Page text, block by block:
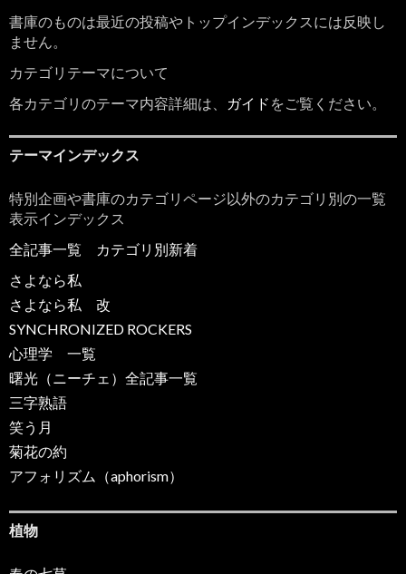
書庫のものは最近の投稿やトップインデックスには反映し
ません。
カテゴリテーマについて
各カテゴリのテーマ内容詳細は、
ガイド をご覧ください。
テーマインデックス
特別企画や書庫のカテゴリページ以外のカテゴリ別の一覧
表示インデックス
全記事一覧
カテゴリ別新着
さよなら私
さよなら私 改
SYNCHRONIZED ROCKERS
心理学 一覧
曙光（ニーチェ）全記事一覧
三字熟語
笑う月
菊花の約
アフォリズム（aphorism）
植物